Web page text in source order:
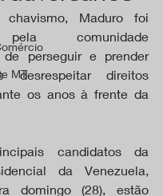
MT
chavismo, Maduro foi
comunidade
de perseguir e prender
desrespeitar direitos
os anos à frente da
candidatos da
da Venezuela,
domingo (28), estão